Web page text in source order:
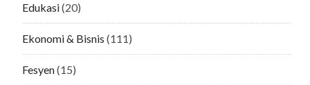
Edukasi(20)
Ekonomi & Bisnis (111)
Fesyen(15)